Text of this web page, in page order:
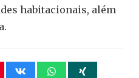
habitacionais, além